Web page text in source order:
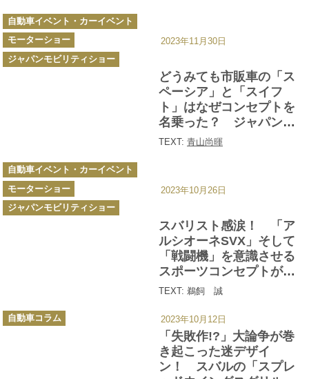
どうみても市販車の「ス
ペーシア」と「スイフ
ト」はなぜコンセプトを
名乗った？ ジャパンモ
ビリティショー展示車の
TEXT: 青山尚暉
カ
テ
ゴ
リ
ー
自動車イベント・カーイベント
モーターショー
ジャパンモビリティショー
2023年11月30日
スバリスト感涙！ 「ア
ルシオーネSVX」そして
「戦闘機」を意識させる
スポーツコンセプトが胸
熱すぎる
TEXT: 鵜飼 誠
カ
テ
ゴ
リ
ー
自動車イベント・カーイベント
モーターショー
ジャパンモビリティショー
2023年10月26日
「失敗作!?」大論争が巻
き起こった迷デザイ
ン！ スバルの「スプレ
カ
テ
自動車コラム 2023年10月12日